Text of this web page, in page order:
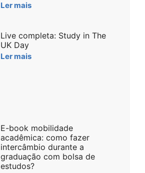
Ler mais
Live completa: Study in The
UK Day
Ler mais
E-book mobilidade
acadêmica: como fazer
intercâmbio durante a
graduação com bolsa de
estudos?